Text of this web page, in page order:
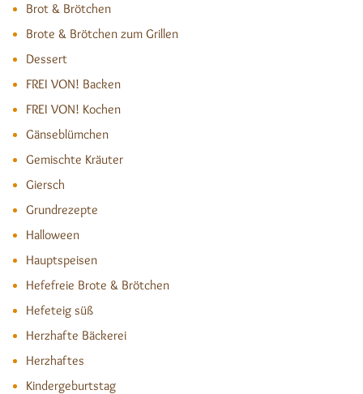
Brot & Brötchen
Brote & Brötchen zum Grillen
Dessert
FREI VON! Backen
FREI VON! Kochen
Gänseblümchen
Gemischte Kräuter
Giersch
Grundrezepte
Halloween
Hauptspeisen
Hefefreie Brote & Brötchen
Hefeteig süß
Herzhafte Bäckerei
Herzhaftes
Kindergeburtstag